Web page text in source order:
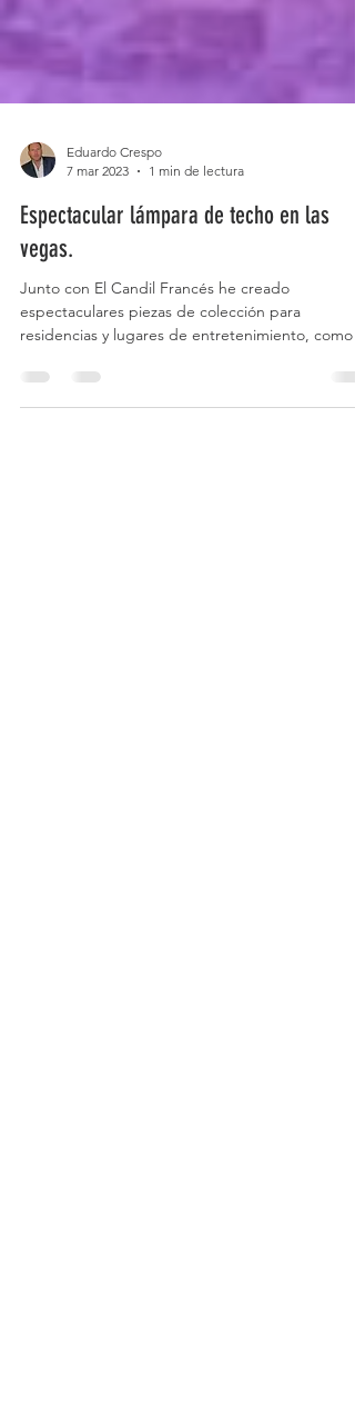
7 mar 2023
1 min de lectura
Espectacular lámpara de techo en las
vegas.
Junto con El Candil Francés he creado
residencias y lugares de entretenimiento, como
Caesars...